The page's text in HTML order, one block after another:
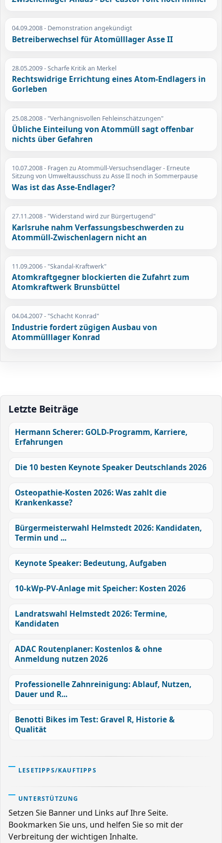
04.09.2008- Demonstration angekündigt
Betreiberwechsel für Atomülllager Asse II
28.05.2009- Scharfe Kritik an Merkel
Rechtswidrige Errichtung eines Atom-Endlagers in
Gorleben
25.08.2008- "Verhängnisvollen Fehleinschätzungen"
Übliche Einteilung von Atommüll sagt offenbar
nichts über Gefahren
10.07.2008- Fragen zu Atommüll-Versuchsendlager - Erneute
Sitzung von Umweltausschuss zu Asse II noch in Sommerpause
Was ist das Asse-Endlager?
27.11.2008- "Widerstand wird zur Bürgertugend"
Karlsruhe nahm Verfassungsbeschwerden zu
Atommüll-Zwischenlagern nicht an
11.09.2006- "Skandal-Kraftwerk"
Atomkraftgegner blockierten die Zufahrt zum
Atomkraftwerk Brunsbüttel
04.04.2007- "Schacht Konrad"
Industrie fordert zügigen Ausbau von
Atommülllager Konrad
Letzte Beiträge
Hermann Scherer: GOLD-Programm, Karriere,
Erfahrungen
Die 10 besten Keynote Speaker Deutschlands 2026
Osteopathie-Kosten 2026: Was zahlt die
Krankenkasse?
Bürgermeisterwahl Helmstedt 2026: Kandidaten,
Termin und ...
Keynote Speaker: Bedeutung, Aufgaben
10-kWp-PV-Anlage mit Speicher: Kosten 2026
Landratswahl Helmstedt 2026: Termine,
Kandidaten
ADAC Routenplaner: Kostenlos & ohne
Anmeldung nutzen 2026
Professionelle Zahnreinigung: Ablauf, Nutzen,
Dauer und R...
Benotti Bikes im Test: Gravel R, Historie &
Qualität
LESETIPPS/KAUFTIPPS
UNTERSTÜTZUNG
Setzen Sie Banner und Links auf Ihre Seite.
Bookmarken Sie uns, und helfen Sie so mit der
Verbreitung der wichtigen Inhalte.